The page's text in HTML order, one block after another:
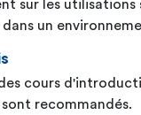
sur les
un
cours
recommandés.